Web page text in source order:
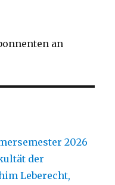
an
2026
der
Leberecht,